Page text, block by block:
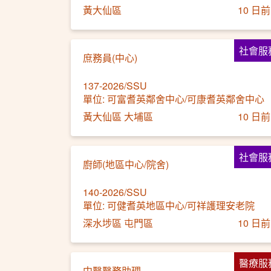
黃大仙區
10 日前
社會服
庶務員(中心)
137-2026/SSU
單位: 可富耆英鄰舍中心/可康耆英鄰舍中心
黃大仙區 大埔區
10 日前
社會服
廚師(地區中心/院舍)
140-2026/SSU
單位: 可健耆英地區中心/可祥護理安老院
深水埗區 屯門區
10 日前
醫療服